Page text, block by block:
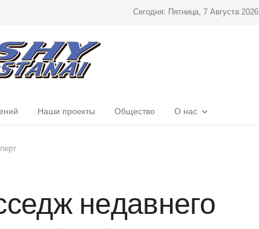
Сегодня: Пятница, 7 Августа 2026
Наши проекты Общество О нас
недавнего